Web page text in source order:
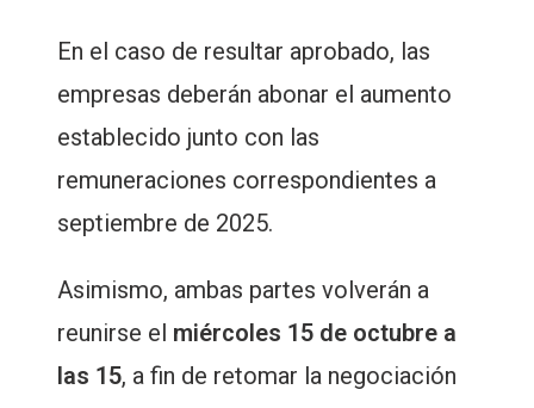
En el caso de resultar aprobado, las
empresas deberán abonar el aumento
establecido junto con las
remuneraciones correspondientes a
septiembre de 2025.
Asimismo, ambas partes volverán a
reunirse el miércoles 15 de octubre a
las 15, a fin de retomar la negociación